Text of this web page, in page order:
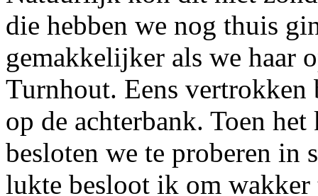
die hebben we nog thuis
gemakkelijker als we haar
Turnhout. Eens vertrokken
op de achterbank. Toen
besloten we te proberen in
lukte besloot ik om